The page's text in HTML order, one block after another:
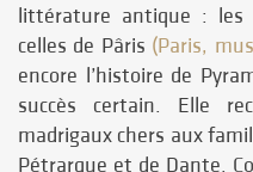
littérature antique : les
celles de Pâris (Paris,
encore l’histoire de
succès certain. Elle
madrigaux chers aux
Pétrarque et de Dante.